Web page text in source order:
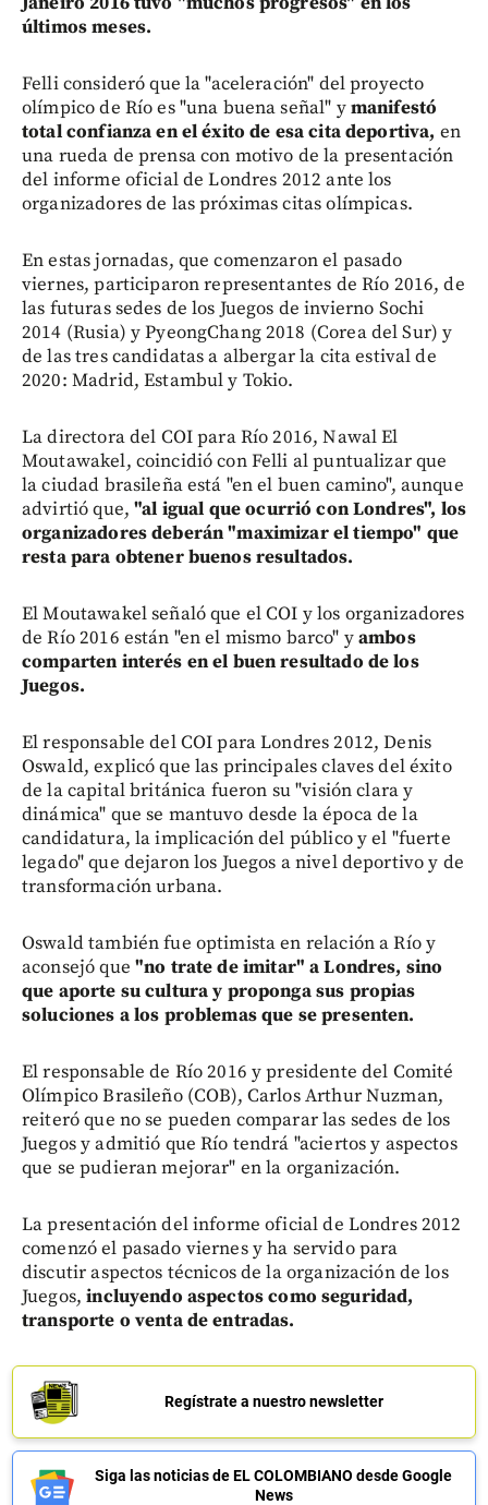
últimos meses.
Felli consideró que la "aceleración" del proyecto
olímpico de Río es "una buena señal" ymanifestó
total confianza en el éxito de esa cita deportiva, en
una rueda de prensa con motivo de la presentación
del informe oficial de Londres 2012 ante los
organizadores de las próximas citas olímpicas.
En estas jornadas, que comenzaron el pasado
viernes, participaron representantes de Río 2016, de
las futuras sedes de los Juegos de invierno Sochi
2014 (Rusia) y PyeongChang 2018 (Corea del Sur) y
de las tres candidatas a albergar la cita estival de
2020: Madrid, Estambul y Tokio.
La directora del COI para Río 2016, Nawal El
Moutawakel, coincidió con Felli al puntualizar que
la ciudad brasileña está "en el buen camino", aunque
advirtió que,"al igual que ocurrió con Londres", los
organizadores deberán "maximizar el tiempo" que
resta para obtener buenos resultados.
El Moutawakel señaló que el COI y los organizadores
de Río 2016 están "en el mismo barco" yambos
comparten interés en el buen resultado de los
Juegos.
El responsable del COI para Londres 2012, Denis
Oswald, explicó que las principales claves del éxito
de la capital británica fueron su "visión clara y
dinámica" que se mantuvo desde la época de la
candidatura, la implicación del público y el "fuerte
legado" que dejaron los Juegos a nivel deportivo y de
transformación urbana.
Oswald también fue optimista en relación a Río y
aconsejó que "no trate de imitar" a Londres, sino
que aporte su cultura y proponga sus propias
soluciones a los problemas que se presenten.
El responsable de Río 2016 y presidente del Comité
Olímpico Brasileño (COB), Carlos Arthur Nuzman,
reiteró que no se pueden comparar las sedes de los
Juegos y admitió que Río tendrá "aciertos y aspectos
que se pudieran mejorar" en la organización.
La presentación del informe oficial de Londres 2012
comenzó el pasado viernes y ha servido para
discutir aspectos técnicos de la organización de los
Juegos,incluyendo aspectos como seguridad,
transporte o venta de entradas.
Regístrate a nuestro newsletter
Siga las noticias de EL COLOMBIANO desde Google
News